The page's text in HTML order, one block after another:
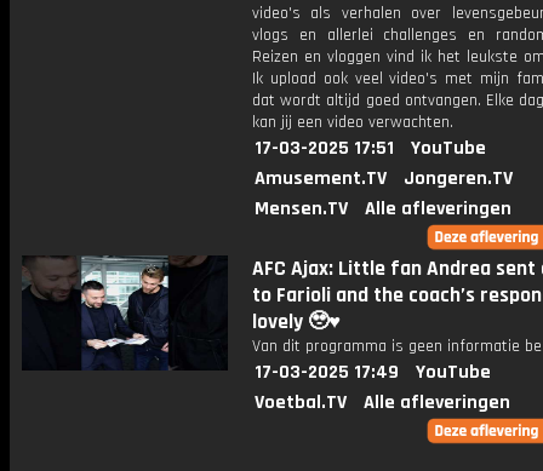
video's als verhalen over
vlogs en allerlei challenges en
Reizen en vloggen vind ik het leukste
Ik upload ook veel video's met mijn
dat wordt altijd goed ontvangen. Elke
kan jij een video verwachten.
17-03-2025 17:51
YouTube
Amusement.TV
Jongeren.TV
Mensen.TV
Alle afleveringen
AFC Ajax: Little fan Andrea
to Farioli and the coach’s
lovely 🥹♥️
Van dit programma is geen informatie
17-03-2025 17:49
YouTube
Voetbal.TV
Alle afleveringen